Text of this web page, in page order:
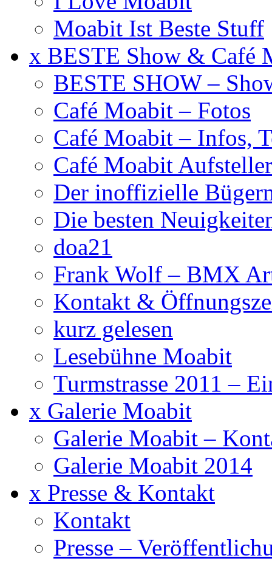
Moabit Ist Beste Stuff
x BESTE Show & Café
BESTE SHOW –
Café Moabit – Fotos
Café Moabit – Infos,
Café Moabit Aufsteller
Der inoffizielle
Die besten
doa21
Frank Wolf – BMX
Kontakt &
kurz gelesen
Lesebühne Moabit
Turmstrasse 2011 –
x Galerie Moabit
Galerie Moabit –
Galerie Moabit 2014
x Presse & Kontakt
Kontakt
Presse –